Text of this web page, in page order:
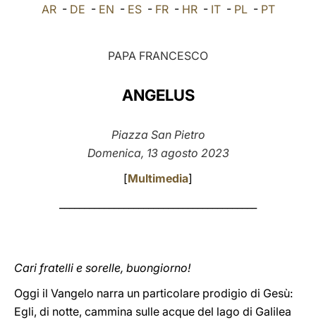
AR- DE - EN - ES- FR- HR- IT- PL- PT
PAPA FRANCESCO
ANGELUS
Piazza San Pietro
Domenica, 13 agosto 2023
[Multimedia]
Cari fratelli e sorelle, buongiorno!
Oggi il Vangelo narra un particolare prodigio di Gesù:
Egli, di notte, cammina sulle acque del lago di Galilea